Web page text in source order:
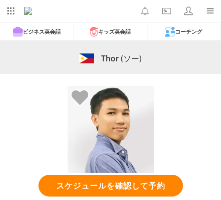
ビジネス英会話 キッズ英会話 コーチング
Thor(ソー)
スケジュールを確認して予約